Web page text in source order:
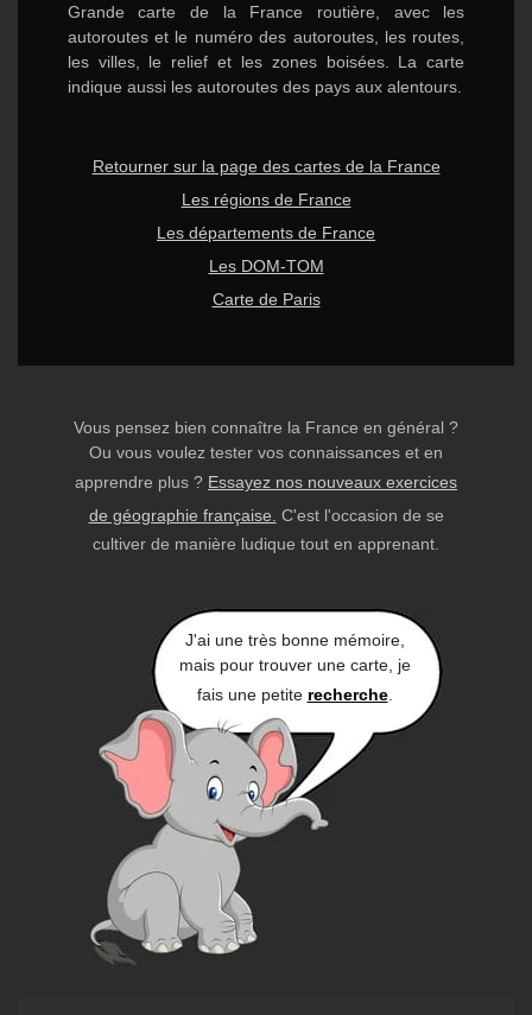
Grande carte de la France routière, avec les
autoroutes et le numéro des autoroutes, les routes,
les villes, le relief et les zones boisées. La carte
indique aussi les autoroutes des pays aux alentours.
Retourner sur la page des cartes de la France
Les régions de France
Les départements de France
Les DOM-TOM
Carte de Paris
Vous pensez bien connaître la France en général ?
Ou vous voulez tester vos connaissances et en
apprendre plus ? Essayez nos nouveaux exercices
de géographie française. C'est l'occasion de se
cultiver de manière ludique tout en apprenant.
J'ai une très bonne mémoire,
mais pour trouver une carte, je
fais une petite recherche.